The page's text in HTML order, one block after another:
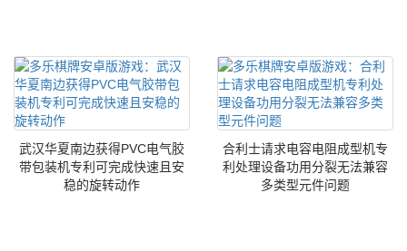
武汉华夏南边获得PVC电气胶
带包装机专利可完成快速且安
稳的旋转动作
合利士请求电容电阻成型机专
利处理设备功用分裂无法兼容
多类型元件问题